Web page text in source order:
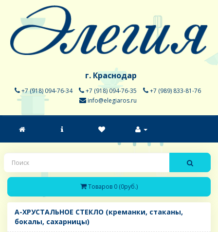
г. Краснодар
+7 (918) 094-76-34 +7 (918) 094-76-35
+7 (989) 833-81-76
info@elegiaros.ru
Товаров 0 (0руб.)
A-ХРУСТАЛЬНОЕ СТЕКЛО (креманки, стаканы,
бокалы, сахарницы)